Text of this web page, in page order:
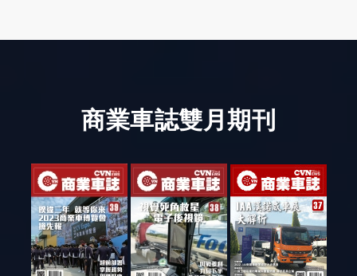
商業車誌雙月期刊